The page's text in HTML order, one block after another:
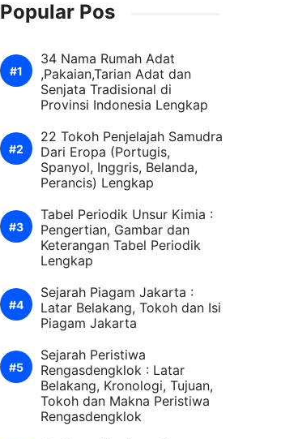
Popular Pos
34 Nama Rumah Adat
,Pakaian,Tarian Adat dan
Senjata Tradisional di
Provinsi Indonesia Lengkap
22 Tokoh Penjelajah Samudra
Dari Eropa (Portugis,
Spanyol, Inggris, Belanda,
Perancis) Lengkap
Tabel Periodik Unsur Kimia :
Pengertian, Gambar dan
Keterangan Tabel Periodik
Lengkap
Sejarah Piagam Jakarta :
Latar Belakang, Tokoh dan Isi
Piagam Jakarta
Sejarah Peristiwa
Rengasdengklok : Latar
Belakang, Kronologi, Tujuan,
Tokoh dan Makna Peristiwa
Rengasdengklok